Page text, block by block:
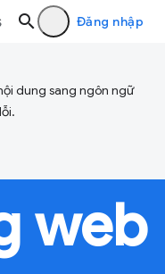
Đăng nhập
dung sang ngôn ngữ
web